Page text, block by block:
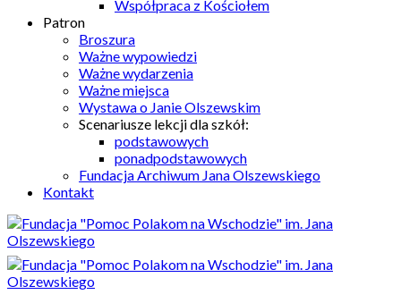
Współpraca z Kościołem
Patron
Broszura
Ważne wypowiedzi
Ważne wydarzenia
Ważne miejsca
Wystawa o Janie Olszewskim
Scenariusze lekcji dla szkół:
podstawowych
ponadpodstawowych
Fundacja Archiwum Jana Olszewskiego
Kontakt